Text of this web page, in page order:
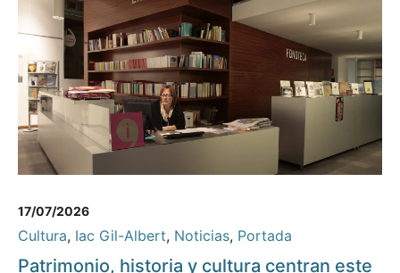
17/07/2026
Cultura, Iac Gil-Albert, Noticias, Portada
Patrimonio, historia y cultura centran este